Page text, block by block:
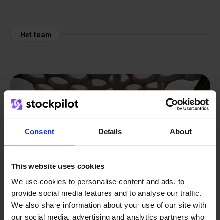
Consent Details About
This website uses cookies
We use cookies to personalise content and ads, to
provide social media features and to analyse our traffic.
We also share information about your use of our site with
our social media, advertising and analytics partners who
Het team